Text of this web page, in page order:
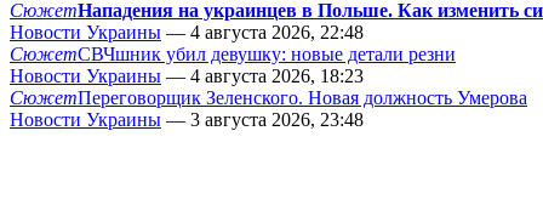
СюжетНападения на украинцев в Польше. Как изменить
Новости Украины — 4 августа 2026, 22:48
СюжетСВЧшник убил девушку: новые детали резни
Новости Украины — 4 августа 2026, 18:23
СюжетПереговорщик Зеленского. Новая должность Умерова
Новости Украины — 3 августа 2026, 23:48